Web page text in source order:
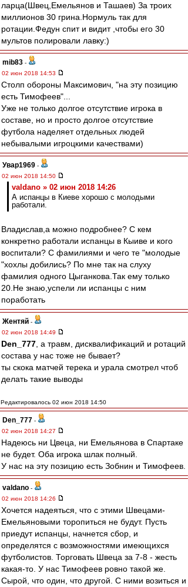
ларца(Швец,Емельянов и Ташаев) За троих
миллионов 30 грина.Нормуль так для
ротации.Федун спит и видит ,чтобы его 30
мультов полировали лавку:)
mib83 -
02 июн 2018 14:53
Столп обороны Максимович, "на эту позицию
есть Тимофеев"...
Уже не только долгое отсутствие игрока в
составе, но и просто долгое отсутствие
футбола наделяет отдельных людей
небывалыми игроцкими качествами)
Увар1969 -
02 июн 2018 14:50
valdano » 02 июн 2018 14:26
А испанцы в Киеве хорошо с молодыми
работали.
Владислав,а можно подробнее? С кем
конкретно работали испанцы в Кыиве и кого
воспитали? С фамилиями и чего те "молодые
"хохлы добились? По мне так на слуху
фамилия одного Цыганкова.Так ему только
20.Не знаю,успели ли испанцы с ним
поработать
Жентяй -
02 июн 2018 14:49
Den_777 , а травм, дисквалификаций и ротаций
состава у нас тоже не бывает?
ты скока матчей терека и урала смотрел чтоб
делать такие выводы
Редактировалось 02 июн 2018 14:50
Den_777 -
02 июн 2018 14:27
Надеюсь ни Цвеца, ни Емельянова в Спартаке
не будет. Оба игрока шлак полный.
У нас на эту позицию есть Зобнин и Тимофеев.
valdano -
02 июн 2018 14:26
Хочется надеяться, что с этими Швецами-
Емельяновыми торопиться не будут. Пусть
приедут испанцы, начнется сбор, и
определятся с возможностями имеющихся
футболистов. Торговать Швеца за 7-8 - жесть
какая-то. У нас Тимофеев ровно такой же.
Сырой, что один, что другой. С ними возиться и